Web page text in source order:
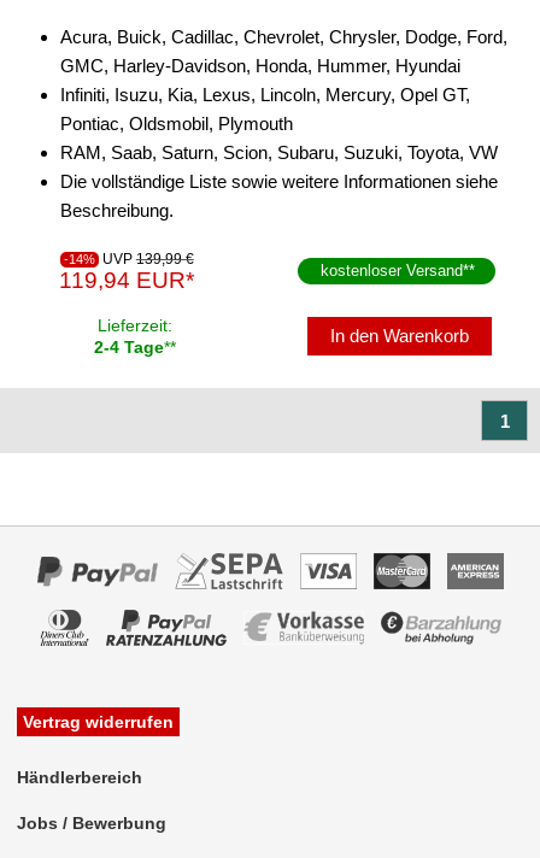
Handyhalterungen
iPod
kabellos Laden
Lautsprecheradapter
Lautsprechereinbauset
Lautsprecherkabel
Lautsprecherringe
Radioadapter
ISO-Einspeisung
für Acura
Acura, Buick, Cadillac, Chevrolet, Chrysler, Dodge, Ford,
GMC, Harley-Davidson, Honda, Hummer, Hyundai
Infiniti, Isuzu, Kia, Lexus, Lincoln, Mercury, Opel GT,
Pontiac, Oldsmobil, Plymouth
RAM, Saab, Saturn, Scion, Subaru, Suzuki, Toyota, VW
Die vollständige Liste sowie weitere Informationen siehe
Beschreibung.
-14% UVP 139,99 €
119,94 EUR* kostenloser Versand**
Lieferzeit:
2-4 Tage**
In den Warenkorb
1
Vertrag widerrufen
Händlerbereich
Jobs / Bewerbung